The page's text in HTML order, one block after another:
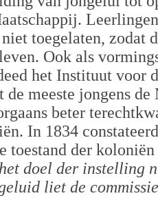
toegelaten, zodat
Ook als
het Instituut voor
de meeste jongens
beter
In 1834
toestand der
doel der instelling
liet de